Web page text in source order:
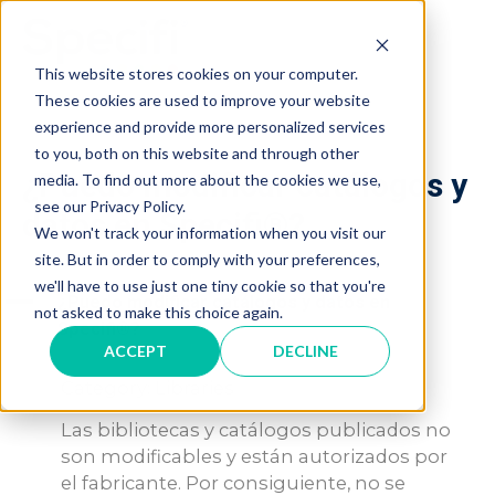
This website stores cookies on your computer.
These cookies are used to improve your website
experience and provide more personalized services
to you, both on this website and through other
media. To find out more about the cookies we use,
see our Privacy Policy.
We won't track your information when you visit our
site. But in order to comply with your preferences,
we'll have to use just one tiny cookie so that you're
not asked to make this choice again.
ACCEPT DECLINE
content
¿Puedo modificar catálogos y
datos en Specifi®?
A
¿Puedo modificar catálogos y datos en
Specifi®?
Las bibliotecas y catálogos publicados no
son modificables y están autorizados por
el fabricante. Por consiguiente, no se